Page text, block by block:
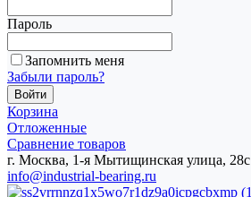
Пароль
Запомнить меня
Забыли пароль?
Корзина
Отложенные
Сравнение товаров
г. Москва, 1-я Мытищинская улица, 28с
info@industrial-bearing.ru